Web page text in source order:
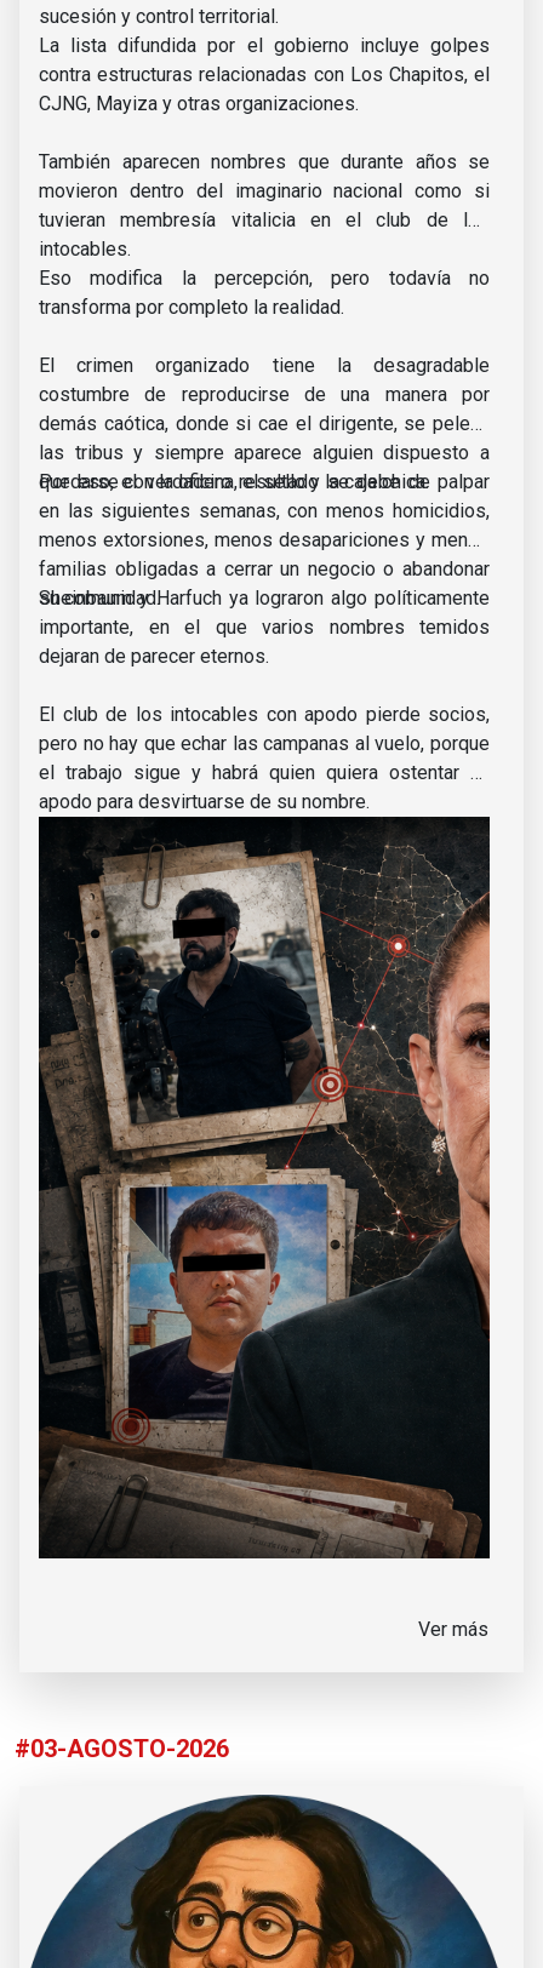
sucesión y control territorial.
La lista difundida por el gobierno incluye golpes
contra estructuras relacionadas con Los Chapitos, el
CJNG, Mayiza y otras organizaciones.
También aparecen nombres que durante años se
movieron dentro del imaginario nacional como si
tuvieran membresía vitalicia en el club de los
intocables.
Eso modifica la percepción, pero todavía no
transforma por completo la realidad.
El crimen organizado tiene la desagradable
costumbre de reproducirse de una manera por
demás caótica, donde si cae el dirigente, se pelean
las tribus y siempre aparece alguien dispuesto a
quedarse con la oficina, el sello y la caja chica.
Por eso, el verdadero resultado se debe de palpar
en las siguientes semanas, con menos homicidios,
menos extorsiones, menos desapariciones y menos
familias obligadas a cerrar un negocio o abandonar
su comunidad.
Sheinbaum y Harfuch ya lograron algo políticamente
importante, en el que varios nombres temidos
dejaran de parecer eternos.
El club de los intocables con apodo pierde socios,
pero no hay que echar las campanas al vuelo, porque
el trabajo sigue y habrá quien quiera ostentar un
apodo para desvirtuarse de su nombre.
Ver más
#03-AGOSTO-2026